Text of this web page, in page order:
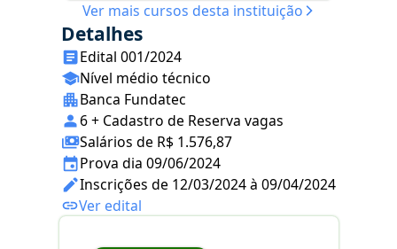
Ver mais cursos desta instituição
Detalhes
Edital 001/2024
Nível médio técnico
Banca Fundatec
6 + Cadastro de Reserva vagas
Salários de R$ 1.576,87
Prova dia 09/06/2024
Inscrições de 12/03/2024 à 09/04/2024
Ver edital